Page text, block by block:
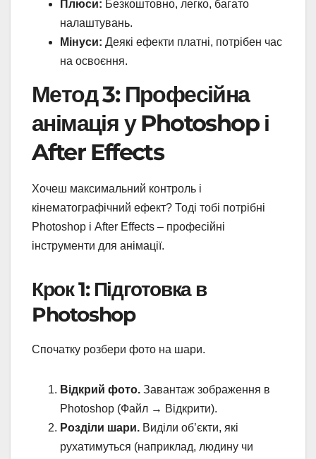
Плюси: Безкоштовно, легко, багато
налаштувань.
Мінуси: Деякі ефекти платні, потрібен час
на освоєння.
Метод 3: Професійна
анімація у Photoshop і
After Effects
Хочеш максимальний контроль і
кінематографічний ефект? Тоді тобі потрібні
Photoshop і After Effects – професійні
інструменти для анімації.
Крок 1: Підготовка в
Photoshop
Спочатку розбери фото на шари.
Відкрий фото. Завантаж зображення в
Photoshop (Файл → Відкрити).
Розділи шари. Виділи об’єкти, які
рухатимуться (наприклад, людину чи